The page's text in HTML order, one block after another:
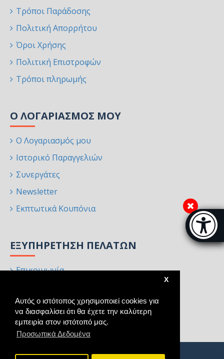
Αυτός ο ιστότοπος χρησιμοποιεί cookies για
να διασφαλίσει ότι θα έχετε την καλύτερη
εμπειρία στον ιστότοπό μας.
Προσωπικά Δεδομένα
X
Μπάρα
Τρόποι Παράδοσης
Πολιτική Απορρήτου
Όροι Χρήσης
Πολιτική Επιστροφών
Τρόποι πληρωμής
Ο ΛΟΓΑΡΙΑΣΜΌΣ ΜΟΥ
Ο Λογαριασμός μου
Ιστορικό Παραγγελιών
Συνεργάτες
Newsletter
Εκπτωτικά Κουπόνια
ΕΞΥΠΗΡΈΤΗΣΗ ΠΕΛΑΤΏΝ
Επικοινωνία
Χάρτης Ιστότοπου
Κατασκευαστές